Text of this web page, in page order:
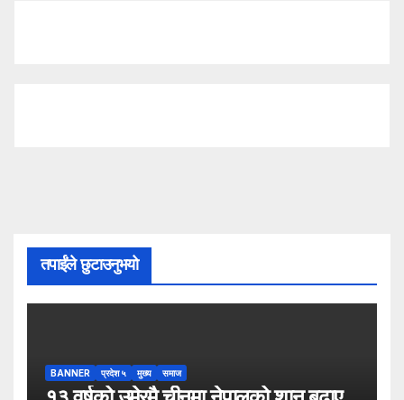
तपाईंले छुटाउनुभयो
BANNER प्रदेश ५ मुख्य समाज